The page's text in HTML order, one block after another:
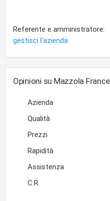
Referente e amministratore:
gestisci l'azienda
Opinioni su Mazzola
Azienda
Qualità
Prezzi
Rapidità
Assistenza
C.R.